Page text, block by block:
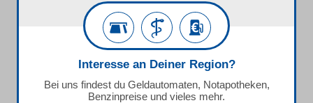
Interesse an Deiner Region?
Bei uns findest du Geldautomaten, Notapotheken,
Benzinpreise und vieles mehr.